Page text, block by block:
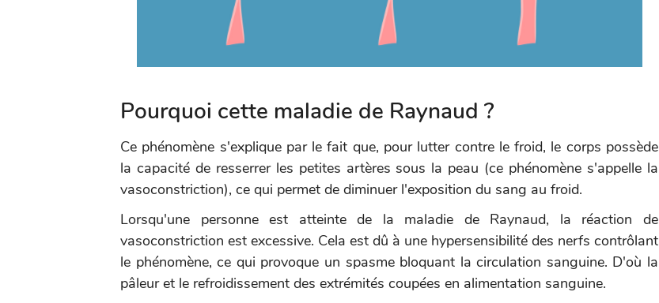
Pourquoi cette maladie de Raynaud ?
Ce phénomène s'explique par le fait que, pour lutter contre le froid, le corps possède
la capacité de resserrer les petites artères sous la peau (ce phénomène s'appelle la
vasoconstriction), ce qui permet de diminuer l'exposition du sang au froid.
Lorsqu'une personne est atteinte de la maladie de Raynaud, la réaction de
vasoconstriction est excessive. Cela est dû à une hypersensibilité des nerfs contrôlant
le phénomène, ce qui provoque un spasme bloquant la circulation sanguine. D'où la
pâleur et le refroidissement des extrémités coupées en alimentation sanguine.